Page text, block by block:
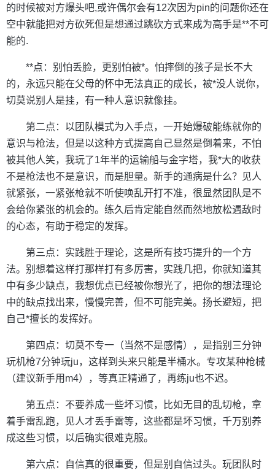
的时候被对方爆头吧,或许偶尔会有12次因为pin的问题你还在
空中就能把对方砍死但是想通过跳砍方式来成为高手是**不可
能的.
**点：别怕丢脸，更别怕被*。怕摔倒的孩子是长不大
的，永远只能在父母的怀中无法真正的成长，被*没人说你，
切莫说别人是挂，有一种人意识就像挂。
第二点：以团队模式为入手点，一开始爆破能练就你的
意识与枪法，但是以这种方式提高自己显然是倒着来，不怕
被其他人笑，我玩了1年半的运输船与金字塔，我*大的收获
不是枪法也不是意识，而是胆量。新手的通病是什么？见人
就紧张，一紧张枪就不听使唤乱开打不准，很显然团队是不
会给你紧张的机会的。练久后肯定能自然而然地放松遇敌时
的心态，有助于稳定的发挥。
第三点：实践胜于理论，这是所有技巧提升的一个方
法。别想着这样打那样打有多厉害，实践几把，你就知道其
中有多少缺点，我想优点已经被你想光了，把你的想法理论
中的缺点找出来，慢慢完善，但不可能完美。扬长避短，把
自己*擅长的发挥好。
第四点：切莫不专一（当然不是感情），是指别三分钟
玩机枪7分钟玩ju，这样到头来只能是半桶水。专攻某种枪械
（建议新手用m4），等真正精通了，再练ju也不迟。
第五点：不要养成一些坏习惯，比如无目的乱切枪，拿
着手雷乱跑，见人才丢手雷等，这些都是坏习惯，千万别养
成这些习惯，以后确实很难克服。
第六点：自信真的很重要，但是别自信过头。玩团队时